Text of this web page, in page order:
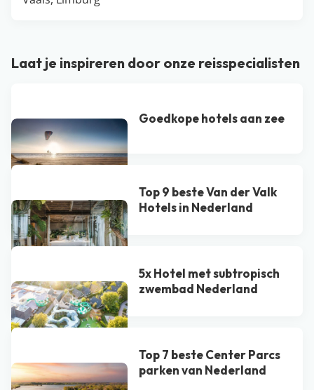
Laat je inspireren door onze reisspecialisten
Goedkope hotels aan zee
Top 9 beste Van der Valk
Hotel​s in Nederland
5x Hotel met subtropisch
zwembad Nederland
Top 7 beste Center Parcs
parken van Nederland